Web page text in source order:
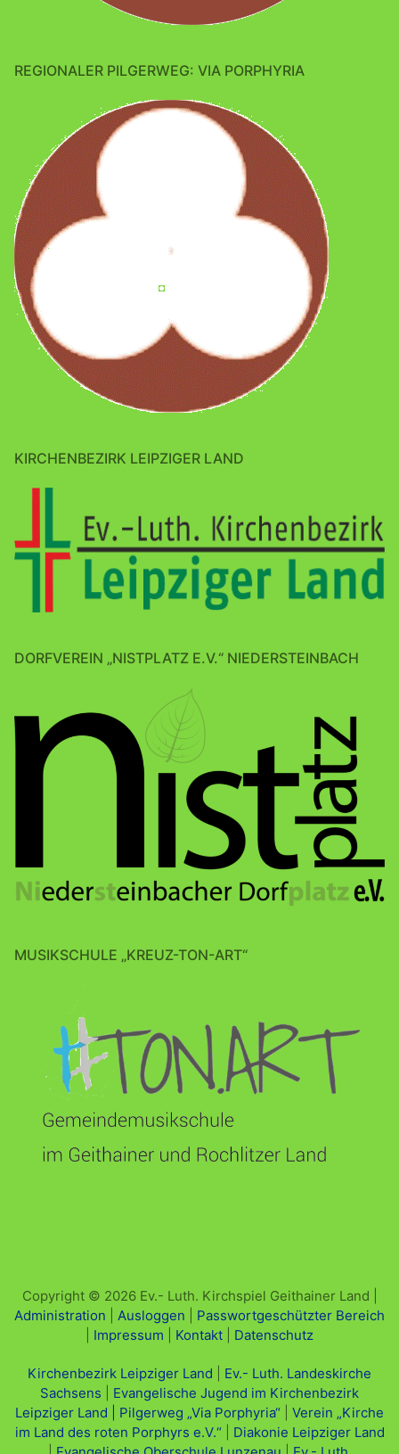
REGIONALER PILGERWEG: VIA PORPHYRIA
KIRCHENBEZIRK LEIPZIGER LAND
DORFVEREIN „NISTPLATZ E.V.“ NIEDERSTEINBACH
MUSIKSCHULE „KREUZ-TON-ART“
Copyright © 2026 Ev.- Luth. Kirchspiel Geithainer Land |
Administration
Ausloggen
Passwortgeschützter Bereich
Impressum Kontakt Datenschutz
Kirchenbezirk Leipziger Land
Ev.- Luth. Landeskirche
Sachsens
Evangelische Jugend im Kirchenbezirk
Leipziger Land | Pilgerweg „Via Porphyria“
Verein „Kirche
im Land des roten Porphyrs e.V.“| Diakonie Leipziger Land